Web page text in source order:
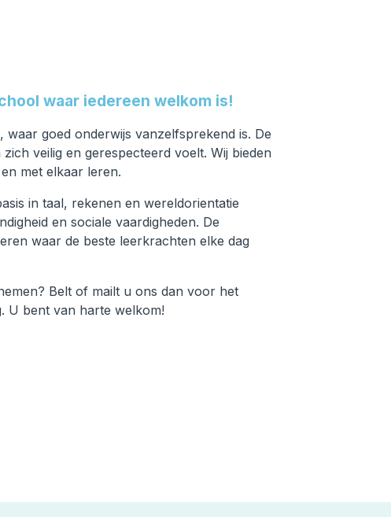
waar iedereen welkom is!
goed onderwijs vanzelfsprekend is. De
veilig en gerespecteerd voelt. Wij bieden
met elkaar leren.
in taal, rekenen en wereldorientatie
en sociale vaardigheden. De
waar de beste leerkrachten elke dag
Belt of mailt u ons dan voor het
U bent van harte welkom!